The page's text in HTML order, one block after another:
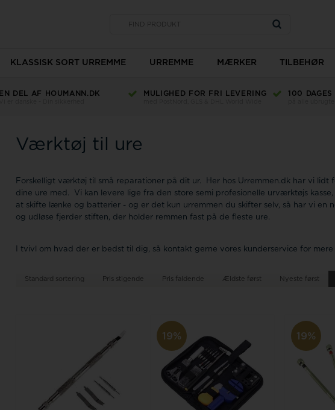
KLASSISK SORT URREMME URREMME
Type
MÆRKER
Romenta
TILBEHØR
EN DEL AF HOUMANN.DK MULIGHED FOR FRI LEVERING 100 DAGES
Værktøj til ure
Forskelligt værktøj til små reparationer på dit ur. Her hos Urremmen.dk har vi
dine ure med. Vi kan levere lige fra den store semi profesionelle urværktøjs
at skifte lænke og batterier - og er det kun urremmen du skifter selv, så har vi en
og udløse fjerder stiften, der holder remmen fast på de fleste ure.
I tvivl om hvad der er bedst til dig, så kontakt gerne vores kunderservice for
Standard sortering Pris stigende Pris faldende Ældste først Nyeste først
19% 19%